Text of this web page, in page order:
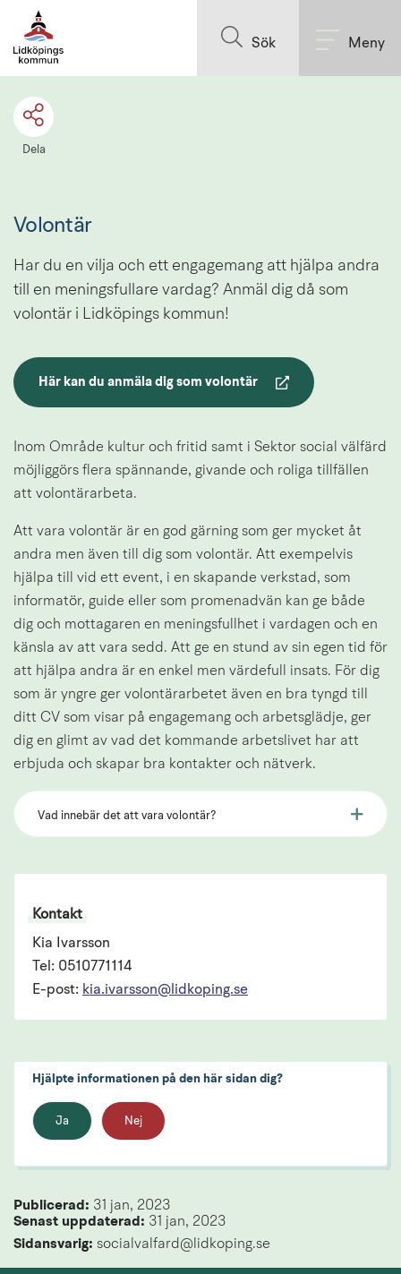
Sök Meny
Dela
Volontär
Har du en vilja och ett engagemang att hjälpa andra
till en meningsfullare vardag? Anmäl dig då som
volontär i Lidköpings kommun!
Här kan du anmäla dig som volontär
Länk till annan webbplats.
Inom Område kultur och fritid samt i Sektor social välfärd
möjliggörs flera spännande, givande och roliga tillfällen
att volontärarbeta.
Att vara volontär är en god gärning som ger mycket åt
andra men även till dig som volontär. Att exempelvis
hjälpa till vid ett event, i en skapande verkstad, som
informatör, guide eller som promenadvän kan ge både
dig och mottagaren en meningsfullhet i vardagen och en
känsla av att vara sedd. Att ge en stund av sin egen tid för
att hjälpa andra är en enkel men värdefull insats. För dig
som är yngre ger volontärarbetet även en bra tyngd till
ditt CV som visar på engagemang och arbetsglädje, ger
dig en glimt av vad det kommande arbetslivet har att
erbjuda och skapar bra kontakter och nätverk.
Vad innebär det att vara volontär?
Kontakt
Kia Ivarsson
Tel: 0510771114
E-post: kia.ivarsson@lidkoping.se
Hjälpte informationen på den här sidan dig?
Ja Nej
Publicerad: 31 jan, 2023
Senast uppdaterad: 31 jan, 2023
Sidansvarig: socialvalfard@lidkoping.se